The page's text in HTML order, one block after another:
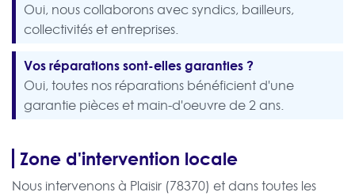
Oui, nous collaborons avec syndics, bailleurs,
collectivités et entreprises.
Vos réparations sont-elles garanties ?
Oui, toutes nos réparations bénéficient d'une
garantie pièces et main-d'oeuvre de 2 ans.
Zone d'intervention locale
Nous intervenons à Plaisir (78370) et dans toutes les